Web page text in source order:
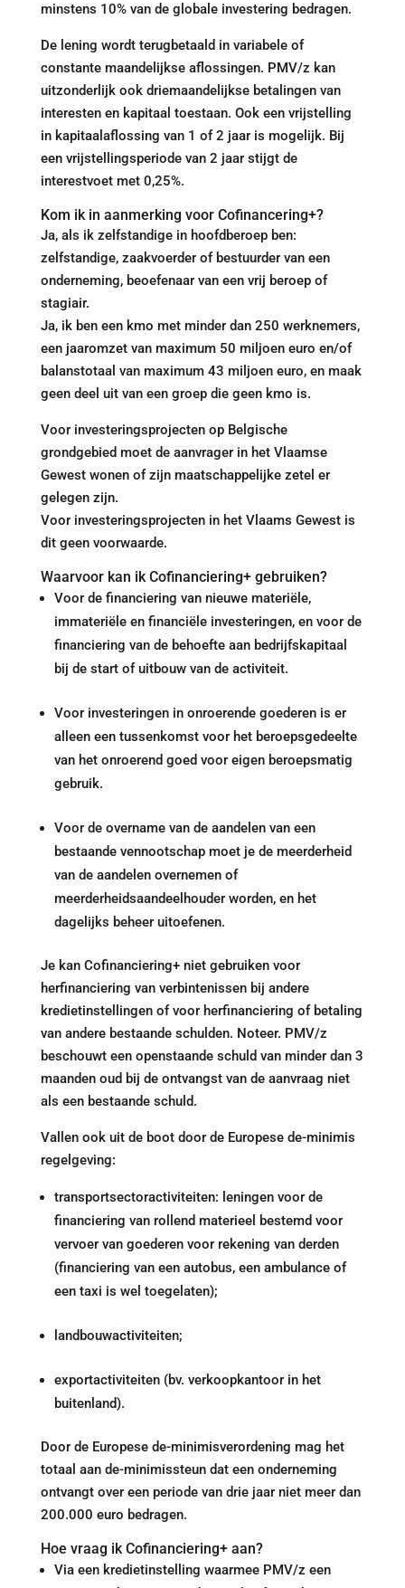
minstens 10% van de globale investering bedragen.
De lening wordt terugbetaald in variabele of
constante maandelijkse aflossingen. PMV/z kan
uitzonderlijk ook driemaandelijkse betalingen van
interesten en kapitaal toestaan. Ook een vrijstelling
in kapitaalaflossing van 1 of 2 jaar is mogelijk. Bij
een vrijstellingsperiode van 2 jaar stijgt de
interestvoet met 0,25%.
Kom ik in aanmerking voor Cofinancering+?
Ja, als ik zelfstandige in hoofdberoep ben:
zelfstandige, zaakvoerder of bestuurder van een
onderneming, beoefenaar van een vrij beroep of
stagiair.
Ja, ik ben een kmo met minder dan 250 werknemers,
een jaaromzet van maximum 50 miljoen euro en/of
balanstotaal van maximum 43 miljoen euro, en maak
geen deel uit van een groep die geen kmo is.
Voor investeringsprojecten op Belgische
grondgebied moet de aanvrager in het Vlaamse
Gewest wonen of zijn maatschappelijke zetel er
gelegen zijn.
Voor investeringsprojecten in het Vlaams Gewest is
dit geen voorwaarde.
Waarvoor kan ik Cofinanciering+ gebruiken?
Voor de financiering van nieuwe materiële,
immateriële en financiële investeringen, en voor de
financiering van de behoefte aan bedrijfskapitaal
bij de start of uitbouw van de activiteit.
Voor investeringen in onroerende goederen is er
alleen een tussenkomst voor het beroepsgedeelte
van het onroerend goed voor eigen beroepsmatig
gebruik.
Voor de overname van de aandelen van een
bestaande vennootschap moet je de meerderheid
van de aandelen overnemen of
meerderheidsaandeelhouder worden, en het
dagelijks beheer uitoefenen.
Je kan Cofinanciering+ niet gebruiken voor
herfinanciering van verbintenissen bij andere
kredietinstellingen of voor herfinanciering of betaling
van andere bestaande schulden. Noteer. PMV/z
beschouwt een openstaande schuld van minder dan 3
maanden oud bij de ontvangst van de aanvraag niet
als een bestaande schuld.
Vallen ook uit de boot door de Europese de-minimis
regelgeving:
transportsectoractiviteiten: leningen voor de
financiering van rollend materieel bestemd voor
vervoer van goederen voor rekening van derden
(financiering van een autobus, een ambulance of
een taxi is wel toegelaten);
landbouwactiviteiten;
exportactiviteiten (bv. verkoopkantoor in het
buitenland).
Door de Europese de-minimisverordening mag het
totaal aan de-minimissteun dat een onderneming
ontvangt over een periode van drie jaar niet meer dan
200.000 euro bedragen.
Hoe vraag ik Cofinanciering+ aan?
Via een kredietinstelling waarmee PMV/z een